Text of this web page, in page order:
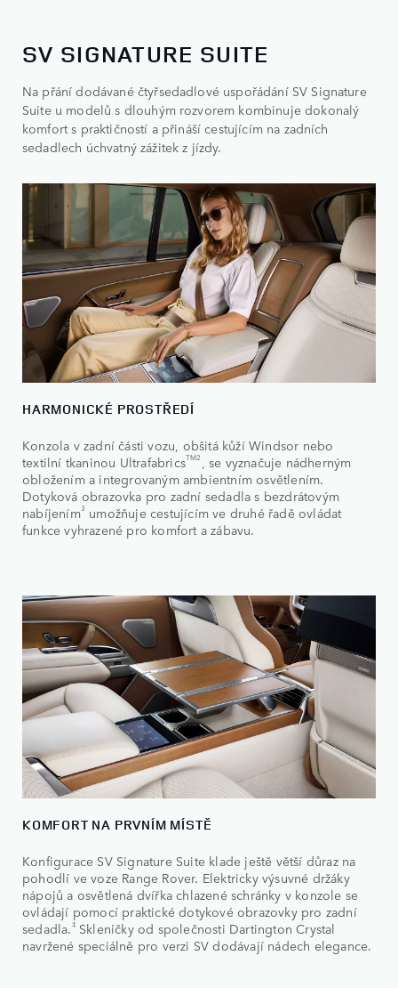
SV SIGNATURE SUITE
Na přání dodávané čtyřsedadlové uspořádání SV Signature
Suite u modelů s dlouhým rozvorem kombinuje dokonalý
komfort s praktičností a přináší cestujícím na zadních
sedadlech úchvatný zážitek z jízdy.
HARMONICKÉ PROSTŘEDÍ
Konzola v zadní části vozu, obšitá kůží Windsor nebo
textilní tkaninou UltrafabricsTM2 , se vyznačuje nádherným
obložením a integrovaným ambientním osvětlením.
Dotyková obrazovka pro zadní sedadla s bezdrátovým
nabíjením3 umožňuje cestujícím ve druhé řadě ovládat
funkce vyhrazené pro komfort a zábavu.
KOMFORT NA PRVNÍM MÍSTĚ
Konfigurace SV Signature Suite klade ještě větší důraz na
pohodlí ve voze Range Rover. Elektricky výsuvné držáky
nápojů a osvětlená dvířka chlazené schránky v konzole se
ovládají pomocí praktické dotykové obrazovky pro zadní
sedadla.‡Skleničky od společnosti Dartington Crystal
navržené speciálně pro verzi SV dodávají nádech elegance.